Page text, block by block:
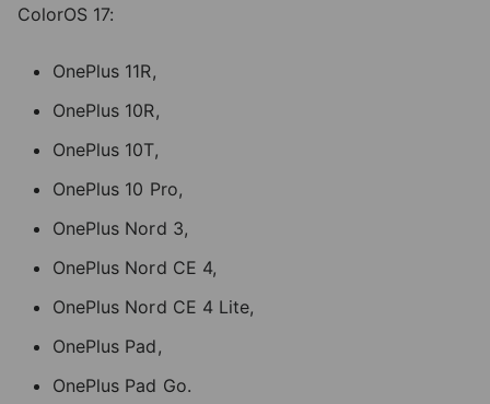
ColorOS 17:
OnePlus 11R,
OnePlus 10R,
OnePlus 10T,
OnePlus 10 Pro,
OnePlus Nord 3,
OnePlus Nord CE 4,
OnePlus Nord CE 4 Lite,
OnePlus Pad,
OnePlus Pad Go.